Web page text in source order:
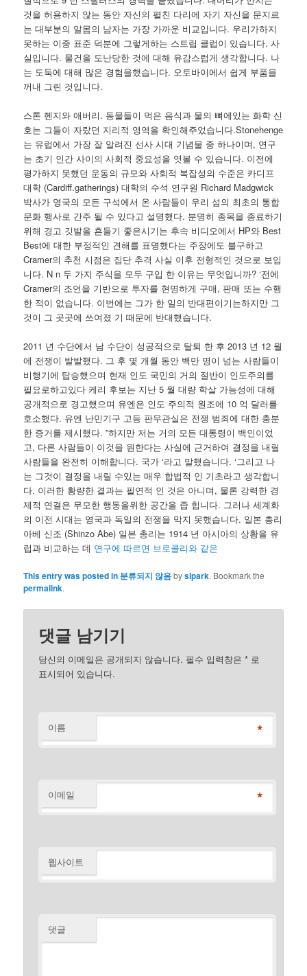
것을 허용하지 않는 동안 자신의 펼친 다리에 자기 자신을 문지르
는 대부분의 알몸의 남자는 가장 가까운 비교입니다. 우리가하지
못하는 이중 표준 덕분에 그렇게하는 스트립 클럽이 있습니다. 사
실입니다. 물건을 도난당한 것에 대해 유감스럽게 생각합니다. 나
는 도둑에 대해 많은 경험을했습니다. 오토바이에서 쉽게 부품을
꺼내 그린 것입니다.
스톤 헨지와 애버리. 동물들이 먹은 음식과 물의 뼈에있는 화학 신
호는 그들이 자랐던 지리적 영역을 확인해주었습니다.Stonehenge
는 유럽에서 가장 잘 알려진 선사 시대 기념물 중 하나이며, 연구
는 초기 인간 사이의 사회적 중요성을 엿볼 수 있습니다. 이전에
평가하지 못했던 운동의 규모와 사회적 복잡성의 수준은 카디프
대학 (Cardiff.gatherings) 대학의 수석 연구원 Richard Madgwick
박사가 영국의 모든 구석에서 온 사람들이 우리 섬의 최초의 통합
문화 행사로 간주 될 수 있다고 설명했다. 분명히 종목을 종료하기
위해 경고 깃발을 흔들기 좋은시기는 후속 비디오에서 HP와 Best
Best에 대한 부정적인 견해를 표명했다는 주장에도 불구하고
Cramer의 추천 시점은 집단 추격 사실 이후 전형적인 것으로 보입
니다. N n 두 가지 주식을 모두 구입 한 이유는 무엇입니까? ‘전에
Cramer의 조언을 기반으로 투자를 현명하게 구매, 판매 또는 수행
한 적이 없습니다. 이번에는 그가 한 일의 반대편이기는하지만 그
것이 그 곳곳에 쓰여졌 기 때문에 반대했습니다.
2011 년 수단에서 남 수단이 성공적으로 탈퇴 한 후 2013 년 12 월
에 전쟁이 발발했다. 그 후 몇 개월 동안 백만 명이 넘는 사람들이
비행기에 탑승했으며 현재 인도 국민의 거의 절반이 인도주의를
필요로하고있다 케리 후보는 지난 5 월 대량 학살 가능성에 대해
공개적으로 경고했으며 유엔은 인도 주의적 원조에 10 억 달러를
호소했다. 유엔 난민기구 고등 판무관실은 전쟁 범죄에 대한 충분
한 증거를 제시했다. ”하지만 저는 거의 모든 대통령이 백인이었
고, 다른 사람들이 이것을 원한다는 사실에 근거하여 결정을 내릴
사람들을 완전히 이해합니다. 국가 ‘라고 말했습니다. ‘그리고 나
는 그것이 결정을 내릴 수있는 매우 합법적 인 기초라고 생각합니
다. 이러한 황량한 결과는 필연적 인 것은 아니며, 물론 강력한 경
제적 연결은 무모한 행동을위한 공간을 좁 힙니다. 그러나 세계화
의 이전 시대는 영국과 독일의 전쟁을 막지 못했습니다. 일본 총리
아베 신조 (Shinzo Abe) 일본 총리는 1914 년 아시아의 상황을 유
럽과 비교하는 데 연구에 따르면 브로콜리와 같은
This entry was posted in분류되지 않음byslpark. Bookmark the
permalink.
댓글 남기기
당신의 이메일은 공개되지 않습니다. 필수 입력창은* 로
표시되어 있습니다.
이름 *
이메일 *
웹사이트
댓글